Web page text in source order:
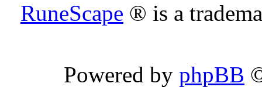
RuneScape ® is a
Powered by phpBB